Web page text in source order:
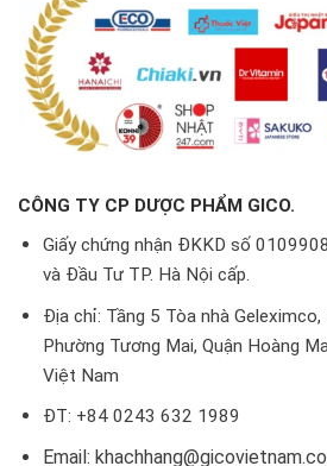
CÔNG TY CP DƯỢC PHẨM GICO.
Giấy chứng nhận ĐKKD số
và Đầu Tư TP. Hà Nội cấp.
Địa chỉ: Tầng 5 Tòa nhà
Phường Tương Mai, Quận Hoàng
Việt Nam
ĐT: +84 0243 632 1989
Email: